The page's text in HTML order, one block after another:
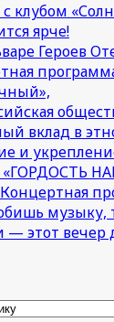
клубом
ярче!
Героев
вклад в
и
«ГОРДОСТЬ
музыку,
этот вечер